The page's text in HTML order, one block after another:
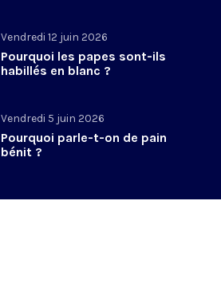
Vendredi 12 juin 2026
Pourquoi les papes sont-ils
habillés en blanc ?
Vendredi 5 juin 2026
Pourquoi parle-t-on de pain
bénit ?